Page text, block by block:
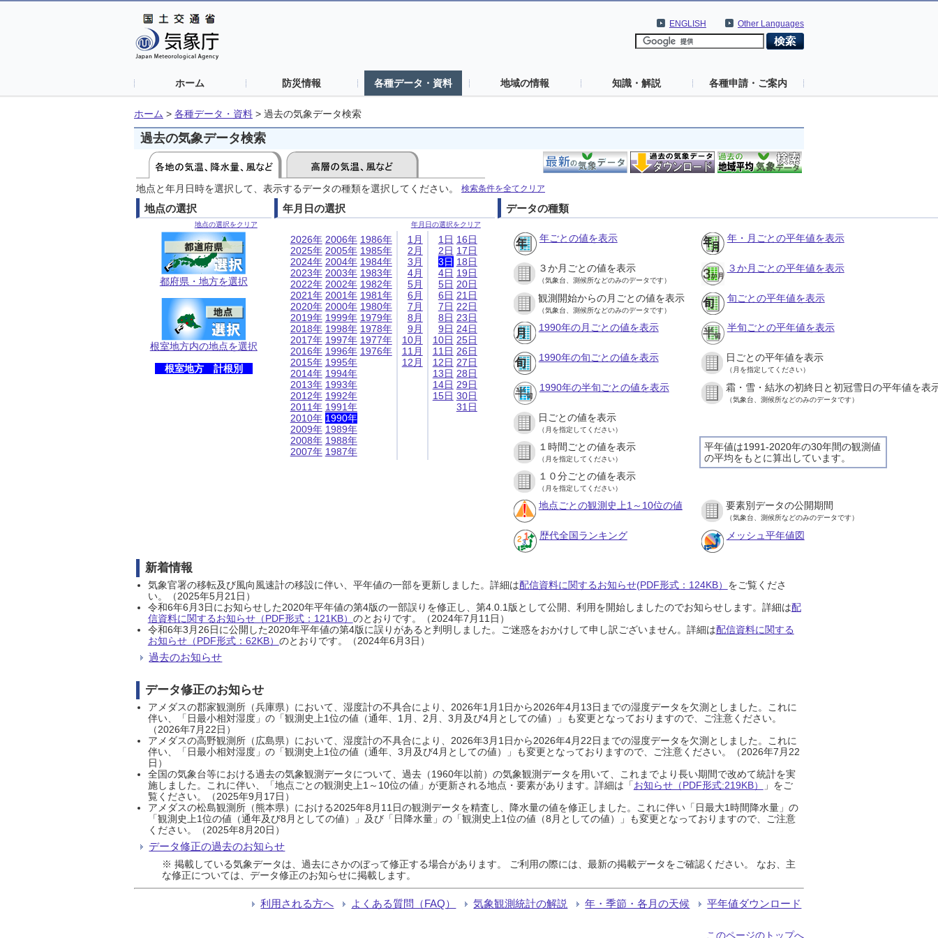
Other Languages
ENGLISH
ホーム 防災情報 各種データ・資料 地域の情報 知識・解説 各種申請・ご案内
ホーム > 各種データ・資料 > 過去の気象データ検索
過去の気象データ検索
地点と年月日時を選択して、表示するデータの種類を選択してください。 検索条件を全てクリア
地点の選択
地点の選択をクリア
都府県・地方を選択
根室地方内の地点を選択
根室地方 計根別
年月日の選択
年月日の選択をクリア
2026年
2025年
2024年
2023年
2022年
2021年
2020年
2019年
2018年
2017年
2016年
2015年
2014年
2013年
2012年
2011年
2010年
2009年
2008年
2007年
2006年
2005年
2004年
2003年
2002年
2001年
2000年
1999年
1998年
1997年
1996年
1995年
1994年
1993年
1992年
1991年
1990年
1989年
1988年
1987年
1986年
1985年
1984年
1983年
1982年
1981年
1980年
1979年
1978年
1977年
1976年
1月
2月
3月
4月
5月
6月
7月
8月
9月
10月
11月
12月
1日
2日
3日
4日
5日
6日
7日
8日
9日
10日
11日
12日
13日
14日
15日
16日
17日
18日
19日
20日
21日
22日
23日
24日
25日
26日
27日
28日
29日
30日
31日
データの種類
年ごとの値を表示 年・月ごとの平年値を表示
３か月ごとの値を表示
（気象台、測候所などのみのデータです）
３か月ごとの平年値を表示
観測開始からの月ごとの値を表示
（気象台、測候所などのみのデータです）
旬ごとの平年値を表示
1990年の月ごとの値を表示 半旬ごとの平年値を表示
1990年の旬ごとの値を表示 日ごとの平年値を表示
（月を指定してください）
1990年の半旬ごとの値を表示 霜・雪・結氷の初終日と初冠雪日の平年値を表
（気象台、測候所などのみのデータです）
日ごとの値を表示
（月を指定してください）
平年値は1991-2020年の30年間の観測値
の平均をもとに算出しています。
１時間ごとの値を表示
（月を指定してください）
１０分ごとの値を表示
（月を指定してください）
地点ごとの観測史上1～10位の値 要素別データの公開期間
（気象台、測候所などのみのデータです）
歴代全国ランキング メッシュ平年値図
新着情報
気象官署の移転及び風向風速計の移設に伴い、平年値の一部を更新しました。詳細は配信資料に関するお知らせ(PDF形式：124KB） をご覧くださ
い。（2025年5月21日）
令和6年6月3日にお知らせした2020年平年値の第4版の一部誤りを修正し、第4.0.1版として公開、利用を開始しましたのでお知らせします。詳細は配
信資料に関するお知らせ（PDF形式：121KB） のとおりです。（2024年7月11日）
令和6年3月26日に公開した2020年平年値の第4版に誤りがあると判明しました。ご迷惑をおかけして申し訳ございません。詳細は配信資料に関する
お知らせ（PDF形式：62KB） のとおりです。（2024年6月3日）
過去のお知らせ
データ修正のお知らせ
アメダスの郡家観測所（兵庫県）において、湿度計の不具合により、2026年1月1日から2026年4月13日までの湿度データを欠測としました。これに
伴い、「日最小相対湿度」の「観測史上1位の値（通年、1月、2月、3月及び4月としての値）」も変更となっておりますので、ご注意ください。
（2026年7月22日）
アメダスの高野観測所（広島県）において、湿度計の不具合により、2026年3月1日から2026年4月22日までの湿度データを欠測としました。これに
伴い、「日最小相対湿度」の「観測史上1位の値（通年、3月及び4月としての値）」も変更となっておりますので、ご注意ください。（2026年7月22
日）
全国の気象台等における過去の気象観測データについて、過去（1960年以前）の気象観測データを用いて、これまでより長い期間で改めて統計を実
施しました。これに伴い、「地点ごとの観測史上1～10位の値」が更新される地点・要素があります。詳細は「お知らせ（PDF形式:219KB）
」をご
覧ください。（2025年9月17日）
アメダスの松島観測所（熊本県）における2025年8月11日の観測データを精査し、降水量の値を修正しました。これに伴い「日最大1時間降水量」の
「観測史上1位の値（通年及び8月としての値）」及び「日降水量」の「観測史上1位の値（8月としての値）」も変更となっておりますので、ご注意
ください。（2025年8月20日）
データ修正の過去のお知らせ
※ 掲載している気象データは、過去にさかのぼって修正する場合があります。 ご利用の際には、最新の掲載データをご確認ください。 なお、主
な修正については、データ修正のお知らせに掲載します。
利用される方へ よくある質問（FAQ） 気象観測統計の解説 年・季節・各月の天候 平年値ダウンロード
このページのトップへ